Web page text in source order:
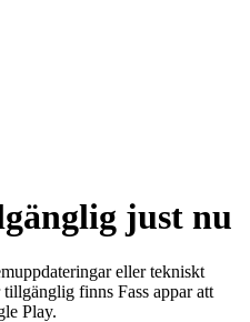
just nu
eller tekniskt
tillgänglig finns Fass appar att
Play.